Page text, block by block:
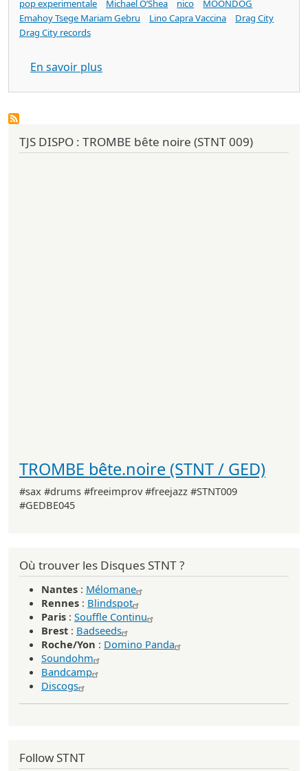
pop experimentale
Michael O’Shea nico
MOONDOG
Emahoy Tsege Mariam Gebru
Lino Capra Vaccina
Drag City
Drag City records
En savoir plus
TJS DISPO : TROMBE bête noire (STNT 009)
TROMBE bête.noire (STNT / GED)
#sax #drums #freeimprov #freejazz #STNT009
#GEDBE045
Où trouver les Disques STNT ?
Nantes : Mélomane
Rennes : Blindspot
Paris : Souffle Continu
Brest : Badseeds
Roche/Yon : Domino Panda
Soundohm
Bandcamp
Discogs
Follow STNT